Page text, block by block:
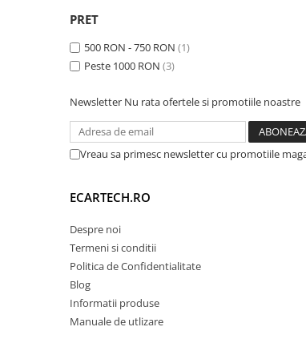
Navigatii Iveco
Navigatii Chrysler
Navigatii 2 DIN
Navigatii 1 DIN
Accesorii navigatii
CarPlay&Android Auto
Camera Marsarier
Camera Trafic DVR
Rama adaptare
PRET
500 RON - 750 RON (1)
Peste 1000 RON (3)
Newsletter Nu rata ofertele si promotiile noastre
Vreau sa primesc newsletter cu promotiile
ECARTECH.RO
Despre noi
Termeni si conditii
Politica de Confidentialitate
Blog
Informatii produse
Manuale de utlizare